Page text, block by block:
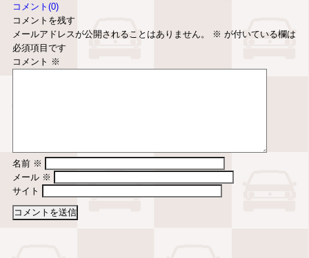
コメント(0)
コメントを残す
メールアドレスが公開されることはありません。
※ が付いている欄は
必須項目です
コメント ※
名前 ※
メール ※
サイト